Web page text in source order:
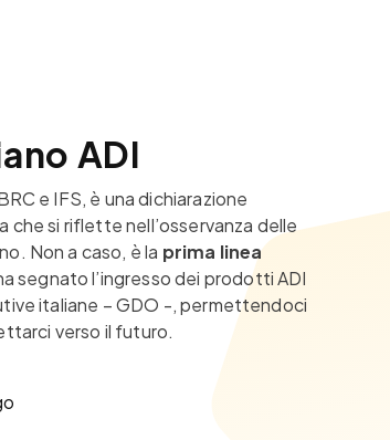
ADI
e IFS, è una dichiarazione
che si riflette nell’osservanza delle
Non a caso, è la prima linea
segnato l’ingresso dei prodotti ADI
italiane – GDO -, permettendoci
verso il futuro.